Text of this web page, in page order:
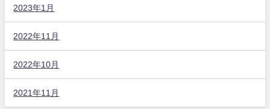
2023年1月
2022年11月
2022年10月
2021年11月